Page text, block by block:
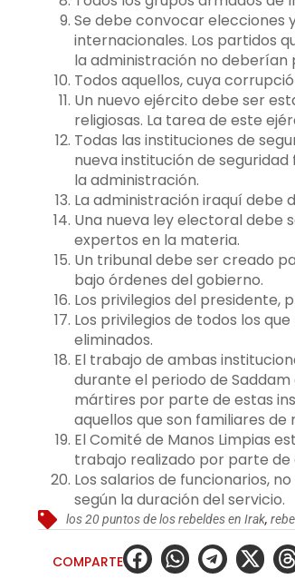
Se debe convocar elecciones
internacionales. Los partidos
la administración no deberían
Todos aquellos, cuya
Un nuevo ejército debe ser
religiosas. La tarea de este
Todas las instituciones de
nueva institución de
la administración.
La administración iraquí debe
Una nueva ley electoral debe
expertos en la materia.
Un tribunal debe ser creado
bajo órdenes del gobierno.
Los privilegios del presidente,
Los privilegios de todos los
eliminados.
El trabajo de ambas
durante el periodo de
mártires por parte de estas
aquellos que son familiares
El Comité de Manos Limpias
trabajo realizado por parte
Los salarios de funcionarios,
según la duración del servicio.
los 20 puntos de los rebeldes en Irak,
COMPARTE